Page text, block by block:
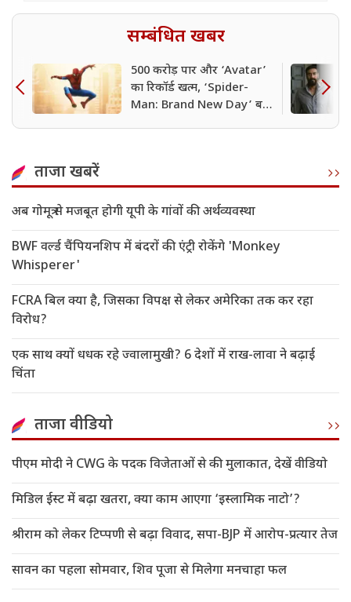
सम्बंधित खबर
500 करोड़ पार और ‘Avatar’
का रिकॉर्ड खत्म, ‘Spider-
Man: Brand New Day’ बनी
ताजा खबरें
अब गोमूत्र से मजबूत होगी यूपी के गांवों की अर्थव्यवस्था
BWF वर्ल्ड चैंपियनशिप में बंदरों की एंट्री रोकेंगे 'Monkey
Whisperer'
FCRA बिल क्या है, जिसका विपक्ष से लेकर अमेरिका तक कर रहा
विरोध?
एक साथ क्यों धधक रहे ज्वालामुखी? 6 देशों में राख-लावा ने बढ़ाई
चिंता
ताजा वीडियो
पीएम मोदी ने CWG के पदक विजेताओं से की मुलाकात, देखें वीडियो
मिडिल ईस्ट में बढ़ा खतरा, क्या काम आएगा ‘इस्लामिक नाटो’?
श्रीराम को लेकर टिप्पणी से बढ़ा विवाद, सपा-BJP में आरोप-प्रत्यार तेज
सावन का पहला सोमवार, शिव पूजा से मिलेगा मनचाहा फल